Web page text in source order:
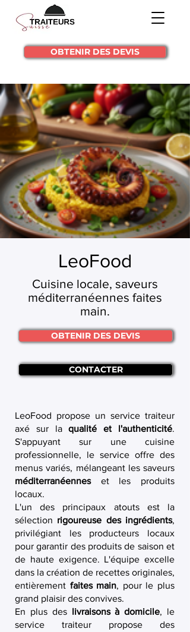
OBTENIR DES DEVIS
LeoFood
Cuisine locale, saveurs
méditerranéennes faites
main.
OBTENIR DES DEVIS
CONTACTER
LeoFood propose un service traiteur
axé sur laqualité et l'authenticité.
S'appuyant sur une cuisine
professionnelle, le service offre des
menus variés, mélangeant les saveurs
méditerranéenneset les produits
locaux.
L'un des principaux atouts est la
sélection rigoureuse des ingrédients,
privilégiant les producteurs locaux
pour garantir des produits de saison et
de haute exigence. L'équipe excelle
dans la création de recettes originales,
entièrement faites main, pour le plus
grand plaisir des convives.
En plus des livraisons à domicile, le
service traiteur propose des